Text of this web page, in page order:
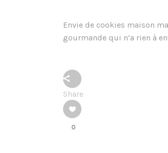
Envie de cookies maison
gourmande qui n’a rien à
Share
0